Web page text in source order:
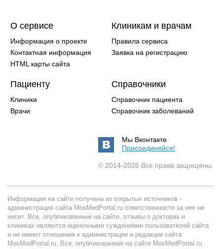
О сервисе
Информация о проекте
Контактная информация
HTML карты сайта
Клиникам и врачам
Правила сервиса
Заявка на регистрацию
Пациенту
Клиники
Врачи
Справочники
Справочник пациента
Справочник заболеваний
Мы Вконтакте
Присоединяйся!
© 2014-2026 Все права защищены.
Информация на сайте получена из открытых источников -
администрация сайта MosMedPortal.ru ответственности за нее не
несет. Все, опубликованные на сайте, отзывы о докторах и
клиниках являются оценочными суждениями пользователей сайта
и не имеют отношения к администрации и редакции сайта
MosMedPortal.ru. Вся, опубликованная на сайте MosMedPortal.ru,